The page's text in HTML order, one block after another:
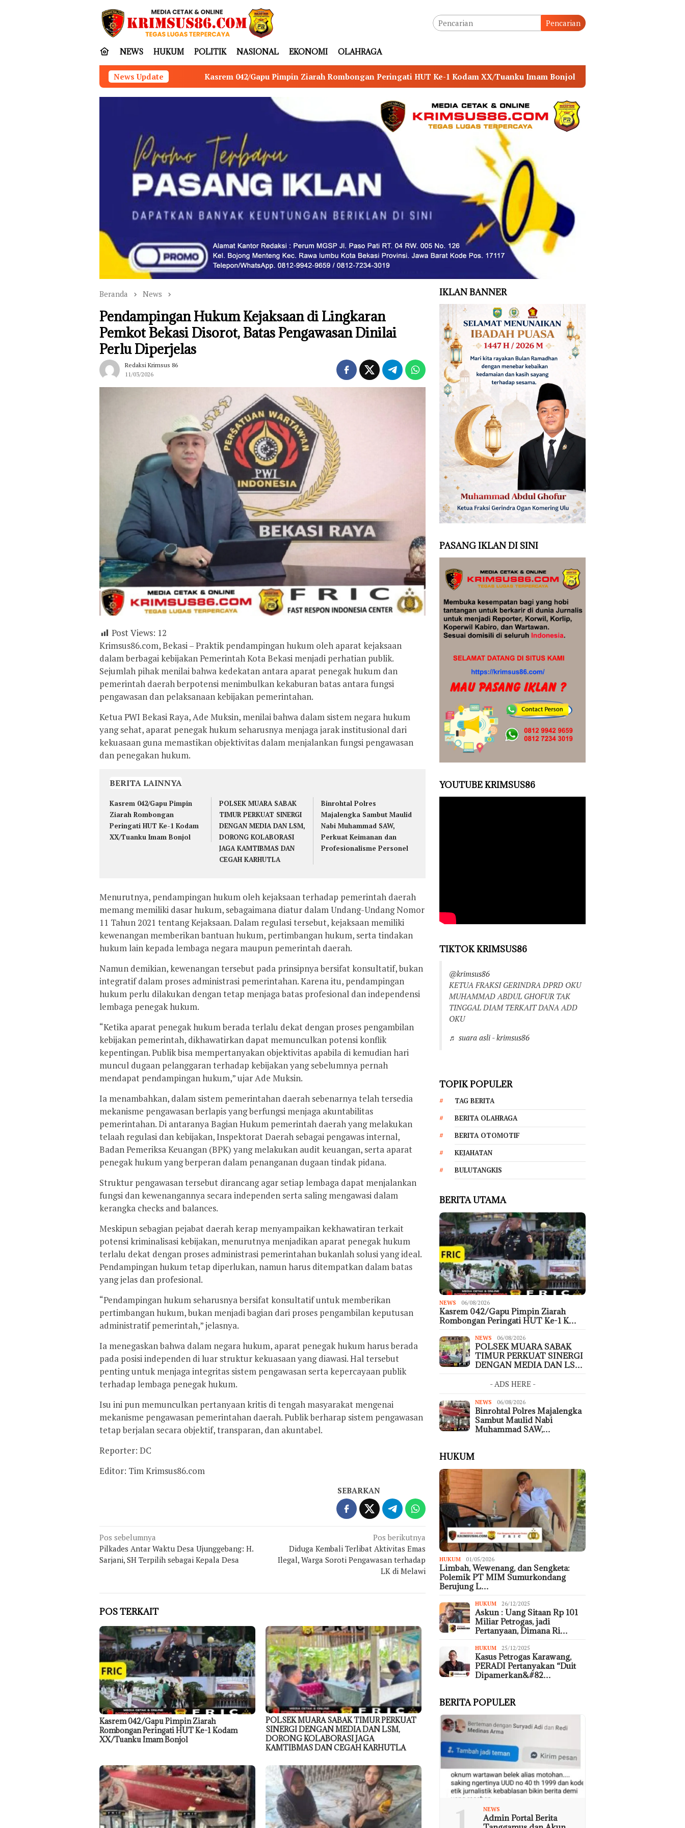
Pencarian
NEWS HUKUM POLITIK NASIONAL EKONOMI OLAHRAGA
News Update
Kasrem 042/Gapu Pimpin Ziarah Rombongan Peringati HUT Ke-1 Kodam XX/Tuanku Imam Bonjol POLSEK MUARA SABAK TIMUR PERKUAT
Beranda News
Pendampingan Hukum Kejaksaan di Lingkaran
Pemkot Bekasi Disorot, Batas Pengawasan Dinilai
Perlu Diperjelas
Redaksi Krimsus 86
11/03/2026
Post Views: 12
Krimsus86.com, Bekasi – Praktik pendampingan hukum oleh aparat kejaksaan
dalam berbagai kebijakan Pemerintah Kota Bekasi menjadi perhatian publik.
Sejumlah pihak menilai bahwa kedekatan antara aparat penegak hukum dan
pemerintah daerah berpotensi menimbulkan kekaburan batas antara fungsi
pengawasan dan pelaksanaan kebijakan pemerintahan.
Ketua PWI Bekasi Raya, Ade Muksin, menilai bahwa dalam sistem negara hukum
yang sehat, aparat penegak hukum seharusnya menjaga jarak institusional dari
kekuasaan guna memastikan objektivitas dalam menjalankan fungsi pengawasan
dan penegakan hukum.
BERITA LAINNYA
Kasrem 042/Gapu Pimpin
Ziarah Rombongan
Peringati HUT Ke-1 Kodam
XX/Tuanku Imam Bonjol
POLSEK MUARA SABAK
TIMUR PERKUAT SINERGI
DENGAN MEDIA DAN LSM,
DORONG KOLABORASI
JAGA KAMTIBMAS DAN
CEGAH KARHUTLA
Binrohtal Polres
Majalengka Sambut Maulid
Nabi Muhammad SAW,
Perkuat Keimanan dan
Profesionalisme Personel
Menurutnya, pendampingan hukum oleh kejaksaan terhadap pemerintah daerah
memang memiliki dasar hukum, sebagaimana diatur dalam Undang-Undang Nomor
11 Tahun 2021 tentang Kejaksaan. Dalam regulasi tersebut, kejaksaan memiliki
kewenangan memberikan bantuan hukum, pertimbangan hukum, serta tindakan
hukum lain kepada lembaga negara maupun pemerintah daerah.
Namun demikian, kewenangan tersebut pada prinsipnya bersifat konsultatif, bukan
integratif dalam proses administrasi pemerintahan. Karena itu, pendampingan
hukum perlu dilakukan dengan tetap menjaga batas profesional dan independensi
lembaga penegak hukum.
“Ketika aparat penegak hukum berada terlalu dekat dengan proses pengambilan
kebijakan pemerintah, dikhawatirkan dapat memunculkan potensi konflik
kepentingan. Publik bisa mempertanyakan objektivitas apabila di kemudian hari
muncul dugaan pelanggaran terhadap kebijakan yang sebelumnya pernah
mendapat pendampingan hukum,” ujar Ade Muksin.
Ia menambahkan, dalam sistem pemerintahan daerah sebenarnya telah tersedia
mekanisme pengawasan berlapis yang berfungsi menjaga akuntabilitas
pemerintahan. Di antaranya Bagian Hukum pemerintah daerah yang melakukan
telaah regulasi dan kebijakan, Inspektorat Daerah sebagai pengawas internal,
Badan Pemeriksa Keuangan (BPK) yang melakukan audit keuangan, serta aparat
penegak hukum yang berperan dalam penanganan dugaan tindak pidana.
Struktur pengawasan tersebut dirancang agar setiap lembaga dapat menjalankan
fungsi dan kewenangannya secara independen serta saling mengawasi dalam
kerangka checks and balances.
Meskipun sebagian pejabat daerah kerap menyampaikan kekhawatiran terkait
potensi kriminalisasi kebijakan, menurutnya menjadikan aparat penegak hukum
terlalu dekat dengan proses administrasi pemerintahan bukanlah solusi yang ideal.
Pendampingan hukum tetap diperlukan, namun harus ditempatkan dalam batas
yang jelas dan profesional.
“Pendampingan hukum seharusnya bersifat konsultatif untuk memberikan
pertimbangan hukum, bukan menjadi bagian dari proses pengambilan keputusan
administratif pemerintah,” jelasnya.
Ia menegaskan bahwa dalam negara hukum, aparat penegak hukum harus berada
pada posisi independen di luar struktur kekuasaan yang diawasi. Hal tersebut
penting untuk menjaga integritas sistem pengawasan serta kepercayaan publik
terhadap lembaga penegak hukum.
Isu ini pun memunculkan pertanyaan kritis di tengah masyarakat mengenai
mekanisme pengawasan pemerintahan daerah. Publik berharap sistem pengawasan
tetap berjalan secara objektif, transparan, dan akuntabel.
Reporter: DC
Editor: Tim Krimsus86.com
SEBARKAN
Navigasi
pos
Pos sebelumnya
Pilkades Antar Waktu Desa Ujunggebang: H.
Sarjani, SH Terpilih sebagai Kepala Desa
Pos berikutnya
Diduga Kembali Terlibat Aktivitas Emas
Ilegal, Warga Soroti Pengawasan terhadap
LK di Melawi
POS TERKAIT
Kasrem 042/Gapu Pimpin Ziarah
Rombongan Peringati HUT Ke-1 Kodam
XX/Tuanku Imam Bonjol
POLSEK MUARA SABAK TIMUR PERKUAT
SINERGI DENGAN MEDIA DAN LSM,
DORONG KOLABORASI JAGA
KAMTIBMAS DAN CEGAH KARHUTLA
IKLAN BANNER
PASANG IKLAN DI SINI
YOUTUBE KRIMSUS86
TIKTOK KRIMSUS86
@krimsus86
KETUA FRAKSI GERINDRA DPRD OKU
MUHAMMAD ABDUL GHOFUR TAK
TINGGAL DIAM TERKAIT DANA ADD
OKU
♬ suara asli - krimsus86
TOPIK POPULER
TAG BERITA
BERITA OLAHRAGA
BERITA OTOMOTIF
KEJAHATAN
BULUTANGKIS
BERITA UTAMA
NEWS 06/08/2026
Kasrem 042/Gapu Pimpin Ziarah
Rombongan Peringati HUT Ke-1 K…
NEWS 06/08/2026
POLSEK MUARA SABAK
TIMUR PERKUAT SINERGI
DENGAN MEDIA DAN LS…
- ADS HERE -
NEWS 06/08/2026
Binrohtal Polres Majalengka
Sambut Maulid Nabi
Muhammad SAW,…
HUKUM
HUKUM 01/05/2026
Limbah, Wewenang, dan Sengketa:
Polemik PT MIM Sumurkondang
Berujung L…
HUKUM 26/12/2025
Askun : Uang Sitaan Rp 101
Miliar Petrogas, jadi
Pertanyaan, Dimana Ri…
HUKUM 25/12/2025
Kasus Petrogas Karawang,
PERADI Pertanyakan “Duit
Dipamerkan&#82…
BERITA POPULER
NEWS
Admin Portal Berita